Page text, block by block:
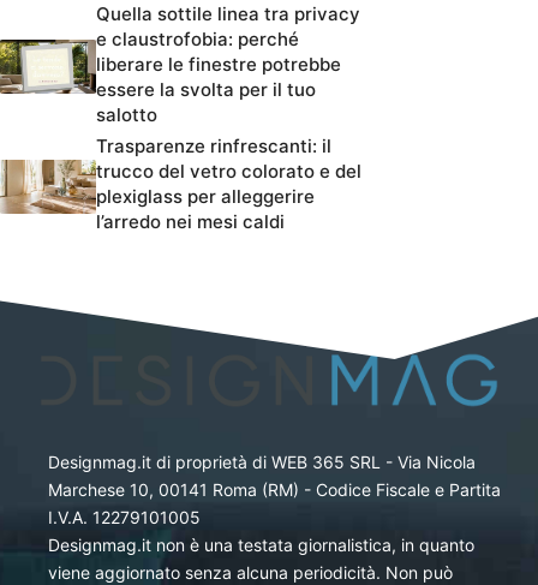
Quella sottile linea tra privacy
e claustrofobia: perché
liberare le finestre potrebbe
essere la svolta per il tuo
salotto
Trasparenze rinfrescanti: il
trucco del vetro colorato e del
plexiglass per alleggerire
l’arredo nei mesi caldi
Designmag.it di proprietà di WEB 365 SRL - Via Nicola
Marchese 10, 00141 Roma (RM) - Codice Fiscale e Partita
I.V.A. 12279101005
Designmag.it non è una testata giornalistica, in quanto
viene aggiornato senza alcuna periodicità. Non può